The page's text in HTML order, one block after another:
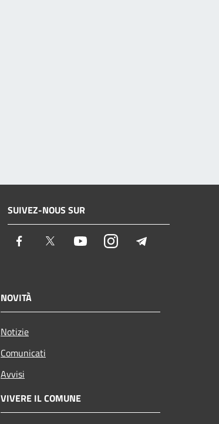
SUIVEZ-NOUS SUR
Facebook Twitter YoutubeInstagram
NOVITÀ
Notizie
Comunicati
Avvisi
VIVERE IL COMUNE